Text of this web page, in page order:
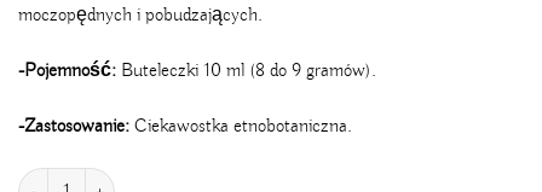
moczopędnych i pobudzających.
-Pojemność: Buteleczki 10 ml (8 do 9 gramów).
-Zastosowanie: Ciekawostka etnobotaniczna.
ilość Cumá